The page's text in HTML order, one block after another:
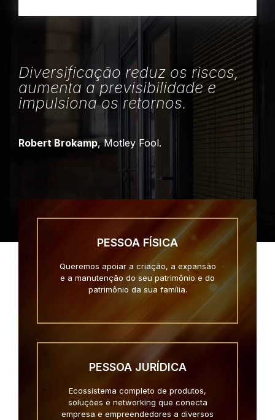
Diversificação reduz os riscos,
aumenta a previsibilidade e
impulsiona os retornos.
Robert Brokamp, Motley Fool.
PESSOA FÍSICA
Queremos apoiar a criação, a expansão
e a manutenção do seu patrimônio e do
patrimônio da sua família.
PESSOA JURÍDICA
Ecossistema completo de produtos,
soluções e networking que conecta
empresa e empreendedores a diversos